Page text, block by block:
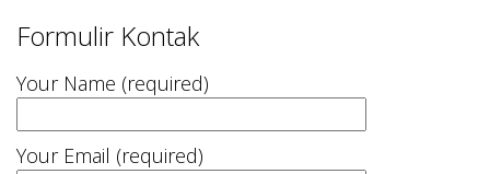
Formulir Kontak
Your Name (required)
Your Email (required)